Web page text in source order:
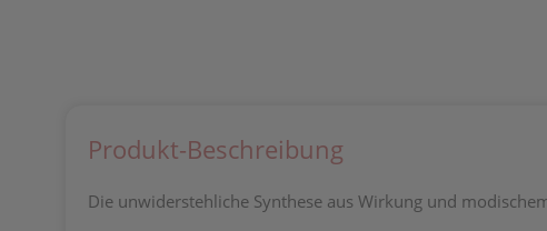
Produkt-Beschreibung
Die unwiderstehliche Synthese aus Wirkung und